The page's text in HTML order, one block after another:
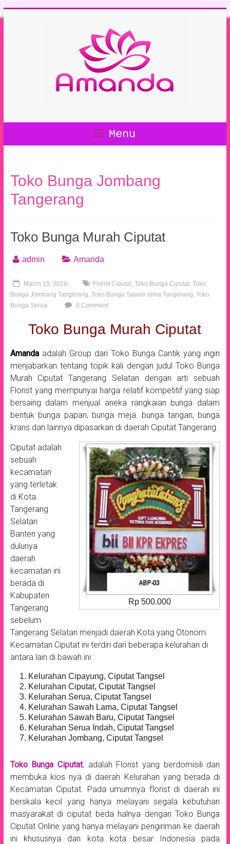
Menu
Toko Bunga Jombang
Tangerang
Toko Bunga Murah Ciputat
admin Amanda
March 15, 2018 Florist Ciputat, Toko Bunga Ciputat, Toko
Bunga Jombang Tangerang, Toko Bunga Sawah lama Tangerang, Toko
Bunga Serua
0 Comment
Toko Bunga Murah Ciputat
Amandaadalah Group dari Toko Bunga Cantik yang ingin
menjabarkan tentang topik kali dengan judul Toko Bunga
Murah Ciputat Tangerang Selatan dengan arti sebuah
Florist yang mempunyai harga relatif kompetitif yang siap
bersaing dalam menjual aneka rangkaian bunga dalam
bentuk bunga papan, bunga meja. bunga tangan, bunga
krans dan lainnya dipasarkan di daerah Ciputat Tangerang.
Rp 500.000
Ciputat adalah
sebuah
kecamatan
yang terletak
di Kota
Tangerang
Selatan
Banten yang
dulunya
daerah
kecamatan ini
berada di
Kabupaten
Tangerang
sebelum
Tangerang Selatan menjadi daerah Kota yang Otonom.
Kecamatan Ciputat ini terdiri dari beberapa kelurahan di
antara lain di bawah ini :
Kelurahan Cipayung, Ciputat Tangsel
Kelurahan Ciputat, Ciputat Tangsel
Kelurahan Serua, Ciputat Tangsel
Kelurahan Sawah Lama, Ciputat Tangsel
Kelurahan Sawah Baru, Ciputat Tangsel
Kelurahan Serua Indah, Ciputat Tangsel
Kelurahan Jombang, Ciputat Tangsel
Toko Bunga Ciputat, adalah Florist yang berdomisili dan
membuka kios nya di daerah Kelurahan yang berada di
Kecamatan Ciputat. Pada umumnya florist di daerah ini
berskala kecil yang hanya melayani segala kebutuhan
masyarakat di ciputat beda halnya dengan Toko Bunga
Ciputat Online yang hanya melayani pengiriman ke daerah
ini khususnya dan kota kota besar Indonesia pada